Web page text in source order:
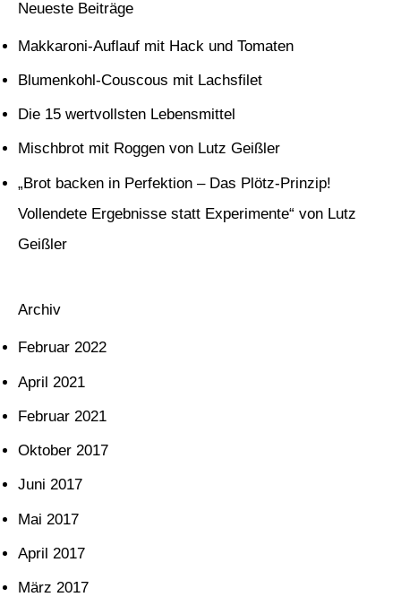
n
n
a
c
h
:
Neueste Beiträge
Makkaroni-Auflauf mit Hack und Tomaten
Blumenkohl-Couscous mit Lachsfilet
Die 15 wertvollsten Lebensmittel
Mischbrot mit Roggen von Lutz Geißler
„Brot backen in Perfektion – Das Plötz-Prinzip!
Vollendete Ergebnisse statt Experimente“ von Lutz
Geißler
Archiv
Februar 2022
April 2021
Februar 2021
Oktober 2017
Juni 2017
Mai 2017
April 2017
März 2017